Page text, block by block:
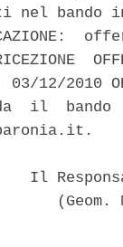
bando
03/12/
il
Il